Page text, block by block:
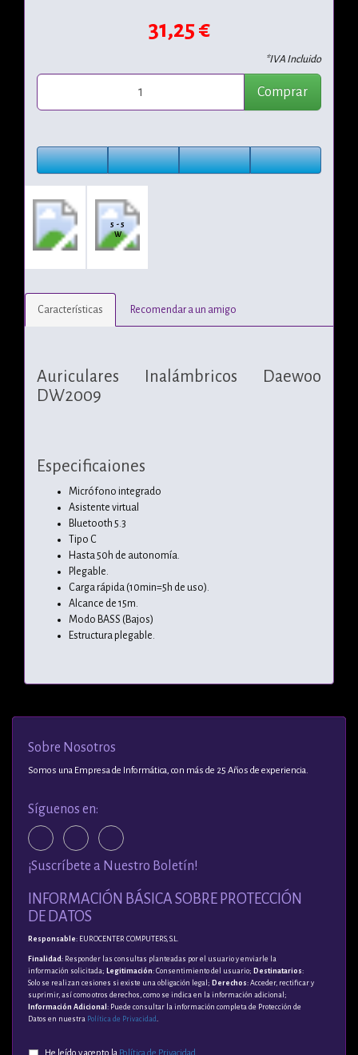
31,25 €
*IVA Incluido
Comprar
5 - 5
W
Características Recomendar a un amigo
Auriculares Inalámbricos Daewoo
DW2009
Especificaiones
Micrófono integrado
Asistente virtual
Bluetooth 5.3
Tipo C
Hasta 50h de autonomía.
Plegable.
Carga rápida (10min=5h de uso).
Alcance de 15m.
Modo BASS (Bajos)
Estructura plegable.
Sobre Nosotros
Somos una Empresa de Informática, con más de 25 Años de experiencia.
Síguenos en:
¡Suscríbete a Nuestro Boletín!
INFORMACIÓN BÁSICA SOBRE PROTECCIÓN
DE DATOS
Responsable: EUROCENTER COMPUTERS, S.L.
Finalidad : Responder las consultas planteadas por el usuario y enviarle la
información solicitada; Legitimación: Consentimiento del usuario; Destinatarios:
Solo se realizan cesiones si existe una obligación legal; Derechos: Acceder, rectificar y
suprimir, así como otros derechos, como se indica en la información adicional;
Información Adicional : Puede consultar la información completa de Protección de
Datos en nuestra Política de Privacidad
He leído y acepto la Política de Privacidad